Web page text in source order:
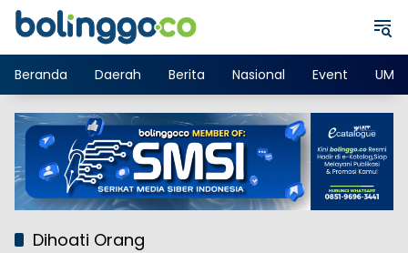
Langsung
Beranda
Daerah Berita Nasional Event
Dihoati Orang